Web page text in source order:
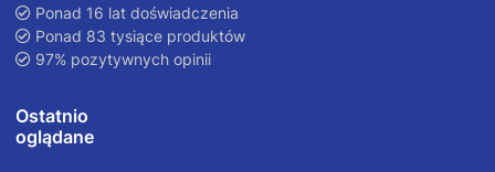
Ponad 16 lat doświadczenia
Ponad 83 tysiące produktów
97% pozytywnych opinii
Ostatnio
oglądane